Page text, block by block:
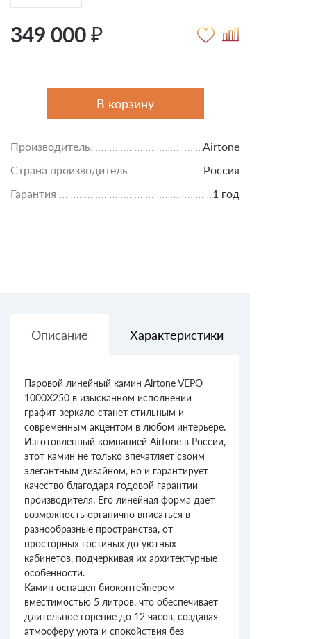
349 000 ₽
В корзину
Производитель
Airtone
Страна производитель
Россия
Гарантия
1 год
Описание Характеристики
Паровой линейный камин Airtone VEPO
1000X250 в изысканном исполнении
графит-зеркало станет стильным и
современным акцентом в любом интерьере.
Изготовленный компанией Airtone в России,
этот камин не только впечатляет своим
элегантным дизайном, но и гарантирует
качество благодаря годовой гарантии
производителя. Его линейная форма дает
возможность органично вписаться в
разнообразные пространства, от
просторных гостиных до уютных
кабинетов, подчеркивая их архитектурные
особенности.
Камин оснащен биоконтейнером
вместимостью 5 литров, что обеспечивает
длительное горение до 12 часов, создавая
атмосферу уюта и спокойствия без